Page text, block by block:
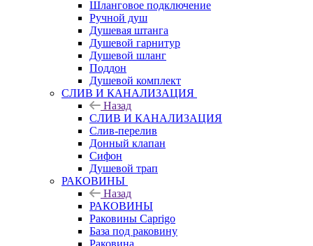
Шланговое подключение
Ручной душ
Душевая штанга
Душевой гарнитур
Душевой шланг
Поддон
Душевой комплект
СЛИВ И КАНАЛИЗАЦИЯ
Назад
СЛИВ И КАНАЛИЗАЦИЯ
Слив-перелив
Донный клапан
Сифон
Душевой трап
РАКОВИНЫ
Назад
РАКОВИНЫ
Раковины Caprigo
База под раковину
Раковина